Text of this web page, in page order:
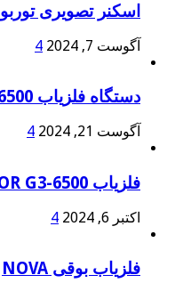
اسکنر تصویری توربو ۲۰۰۰۰
آگوست 7, 2024 4
دستگاه فلزیاب SUPER SENSOR G3-6500
آگوست 21, 2024 4
فلزیاب SUPER SENSOR G3-6500
اکتبر 6, 2024 4
فلزیاب بوقی NOVA